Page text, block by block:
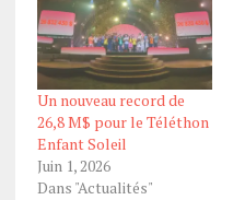
Un nouveau record de
26,8 M$ pour le Téléthon
Enfant Soleil
Juin 1, 2026
Dans "Actualités"